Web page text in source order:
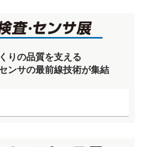
りの品質を支える
ンサの最前線技術が集結